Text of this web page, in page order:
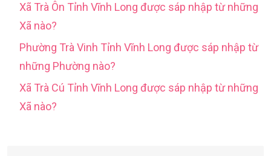
Xã Trà Ôn Tỉnh Vĩnh Long được sáp nhập từ những
Xã nào?
Phường Trà Vinh Tỉnh Vĩnh Long được sáp nhập từ
những Phường nào?
Xã Trà Cú Tỉnh Vĩnh Long được sáp nhập từ những
Xã nào?